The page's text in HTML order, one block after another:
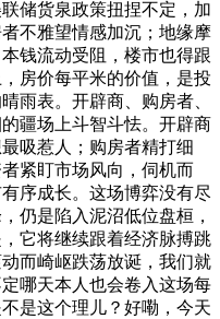
储货泉政策扭捏不定，加
不雅望情感加沉；地缘摩
钱流动受阻，楼市也得跟
房价每平米的价值，是投
雨表。开辟商、购房者、
疆场上斗智斗怯。开辟商
吸惹人；购房者精打细
紧盯市场风向，伺机而
序成长。这场博弈没有尽
仍是陷入泥沼低位盘桓，
它将继续跟着经济脉搏跳
而崎岖跌荡放诞，我们就
哪天本人也会卷入这场每
是这个理儿？好嘞，今天